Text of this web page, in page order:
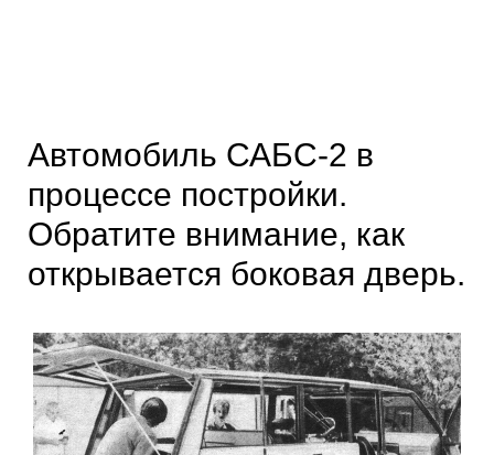
Автомобиль САБС-2 в
процессе постройки.
Обратите внимание, как
открывается боковая дверь.